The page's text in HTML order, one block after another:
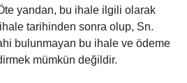
yandan, bu ihale ilgili olarak
tarihinden sonra olup, Sn.
bulunmayan bu ihale ve ödeme
mümkün değildir.